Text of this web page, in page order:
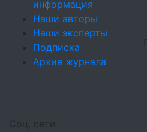
информация
Наши авторы
Наши эксперты
Подписка
Архив журнала
Соц. сети